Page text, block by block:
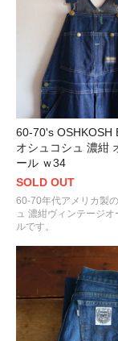
60-70's OSHKOSH
オシュコシュ 濃紺
ール ｗ34
SOLD OUT
60-70年代アメリカ製
ュ 濃紺ヴィンテージオ
ルです。